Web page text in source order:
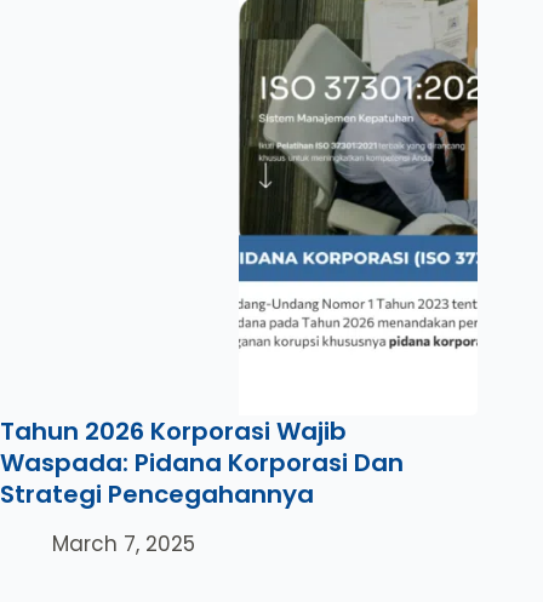
Tahun 2026 Korporasi Wajib
Waspada: Pidana Korporasi Dan
Strategi Pencegahannya
March 7, 2025